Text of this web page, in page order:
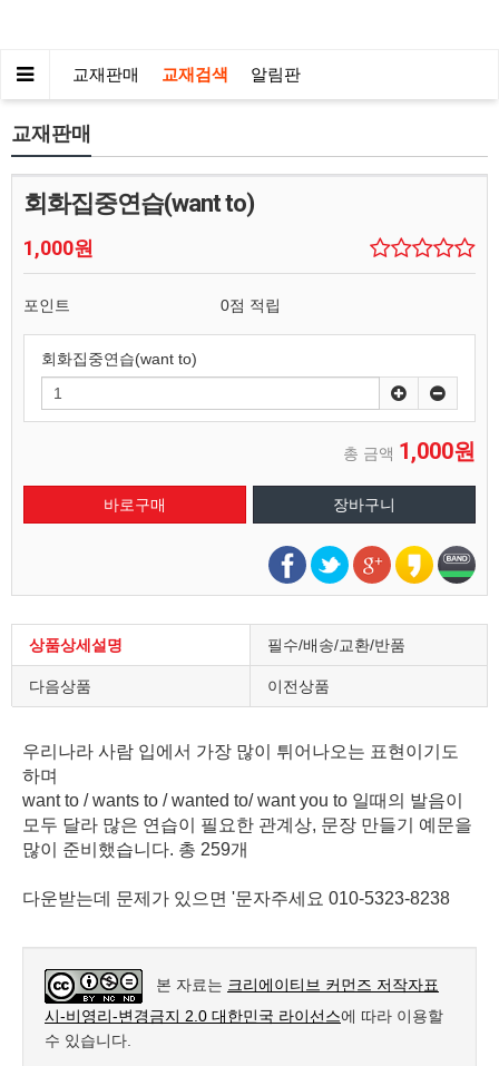
교재판매 교재검색 알림판
교재판매
회화집중연습(want to)
1,000원
포인트 0점 적립
회화집중연습(want to)
총 금액 1,000원
상품상세설명 필수/배송/교환/반품
다음상품 이전상품
우리나라 사람 입에서 가장 많이 튀어나오는 표현이기도
하며
want to / wants to / wanted to/ want you to 일때의 발음이
모두 달라 많은 연습이 필요한 관계상, 문장 만들기 예문을
많이 준비했습니다. 총 259개
다운받는데 문제가 있으면 '문자주세요 010-5323-8238
본 자료는 크리에이티브 커먼즈 저작자표
시-비영리-변경금지 2.0 대한민국 라이선스에 따라 이용할
수 있습니다.